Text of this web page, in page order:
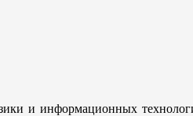
и информационных